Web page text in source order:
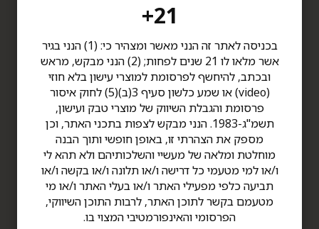
סניף תל אביב
שעות פתיחה: ימים א'-ה' -
8:00-20:00
ימי ו' - 8:00-14:00
טלפון 03-6812041
סניף גלילות
קומת הבידור
שעות פתיחה: ימים א'-ה' -
10:00-20:00
ימי ו' - 10:00-16:00
טלפון 09-9578190
הצהרת נגישות
אודות
צור קשר
מדיניות פרטיות
מבצעים
מוצרים
סיגרים עבודת יד
סיגרים
לטיפול קרן
21+
בכניסה לאתר זה הנני מאשר ומצהיר כי: (1) הנני בגיר
אשר מלאו לו 21 שנים לפחות; (2) הנני מבקש, מראש
ובכתב, להיחשף לפרסומת למוצרי עישון בלא חוזי
(video) או שמע כלשון סעיף 3(ב)(5) לחוק איסור
פרסומת והגבלת השיווק של מוצרי טבק ועישון,
תשמ"ג-1983. הנני מבקש לצפות בתכני האתר, וכן
מספק את הצהרתי זו, באופן חופשי ותוך הבנה
מוחלטת ומלאה של מעשיי והשלכותיהם ולא תהא לי
ו/או למי מטעמי כל דרישה ו/או תלונה ו/או בקשה ו/או
תביעה כלפי מפעילי האתר ו/או בעלי האתר ו/או מי
מטעמם בקשר לתוכן האתר, לרבות התוכן השיווקי,
הפרסומי והאינפורמטיבי המצוי בו.